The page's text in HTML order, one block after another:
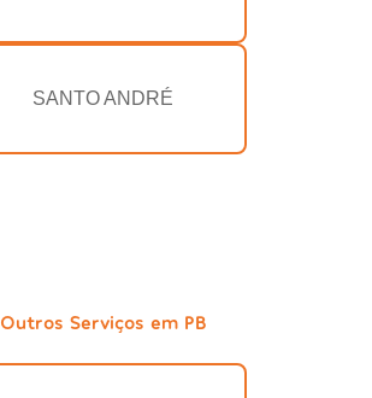
SANTO ANDRÉ
Outros Serviços em PB